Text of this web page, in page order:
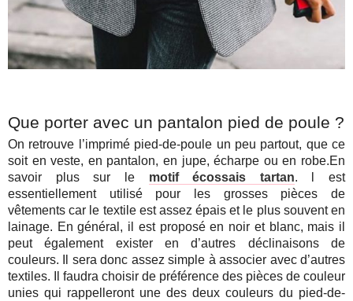
Que porter avec un pantalon pied de poule ?
On retrouve l’imprimé pied-de-poule un peu partout, que ce
soit en veste, en pantalon, en jupe, écharpe ou en robe.En
savoir plus sur le motif écossais tartan.
l est
essentiellement utilisé pour les grosses pièces de
vêtements car le textile est assez épais et le plus souvent en
lainage. En général, il est proposé en noir et blanc, mais il
peut également exister en d’autres déclinaisons de
couleurs. Il sera donc assez simple à associer avec d’autres
textiles. Il faudra choisir de préférence des pièces de couleur
unies qui rappelleront une des deux couleurs du pied-de-